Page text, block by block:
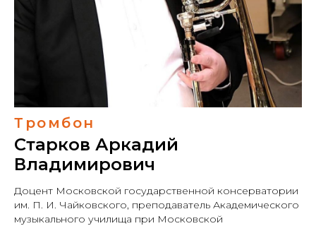
Тромбон
Старков Аркадий
Владимирович
Доцент Московской государственной консерватории
им. П. И. Чайковского, преподаватель Академического
музыкального училища при Московской